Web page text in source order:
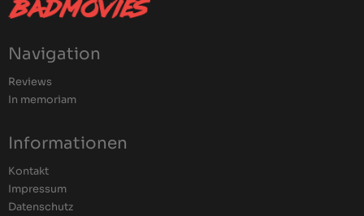
Navigation
Reviews
In memoriam
Informationen
Kontakt
Impressum
Datenschutz